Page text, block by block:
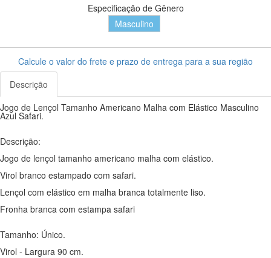
Especificação de Gênero
Masculino
Calcule o valor do frete e prazo de entrega para a sua região
Descrição
Jogo de Lençol Tamanho Americano Malha com Elástico Masculino
Azul Safari.
Descrição:
Jogo de lençol tamanho americano malha com elástico.
Virol branco estampado com safari.
Lençol com elástico em malha branca totalmente liso.
Fronha branca com estampa safari
Tamanho: Único.
Virol - Largura 90 cm.